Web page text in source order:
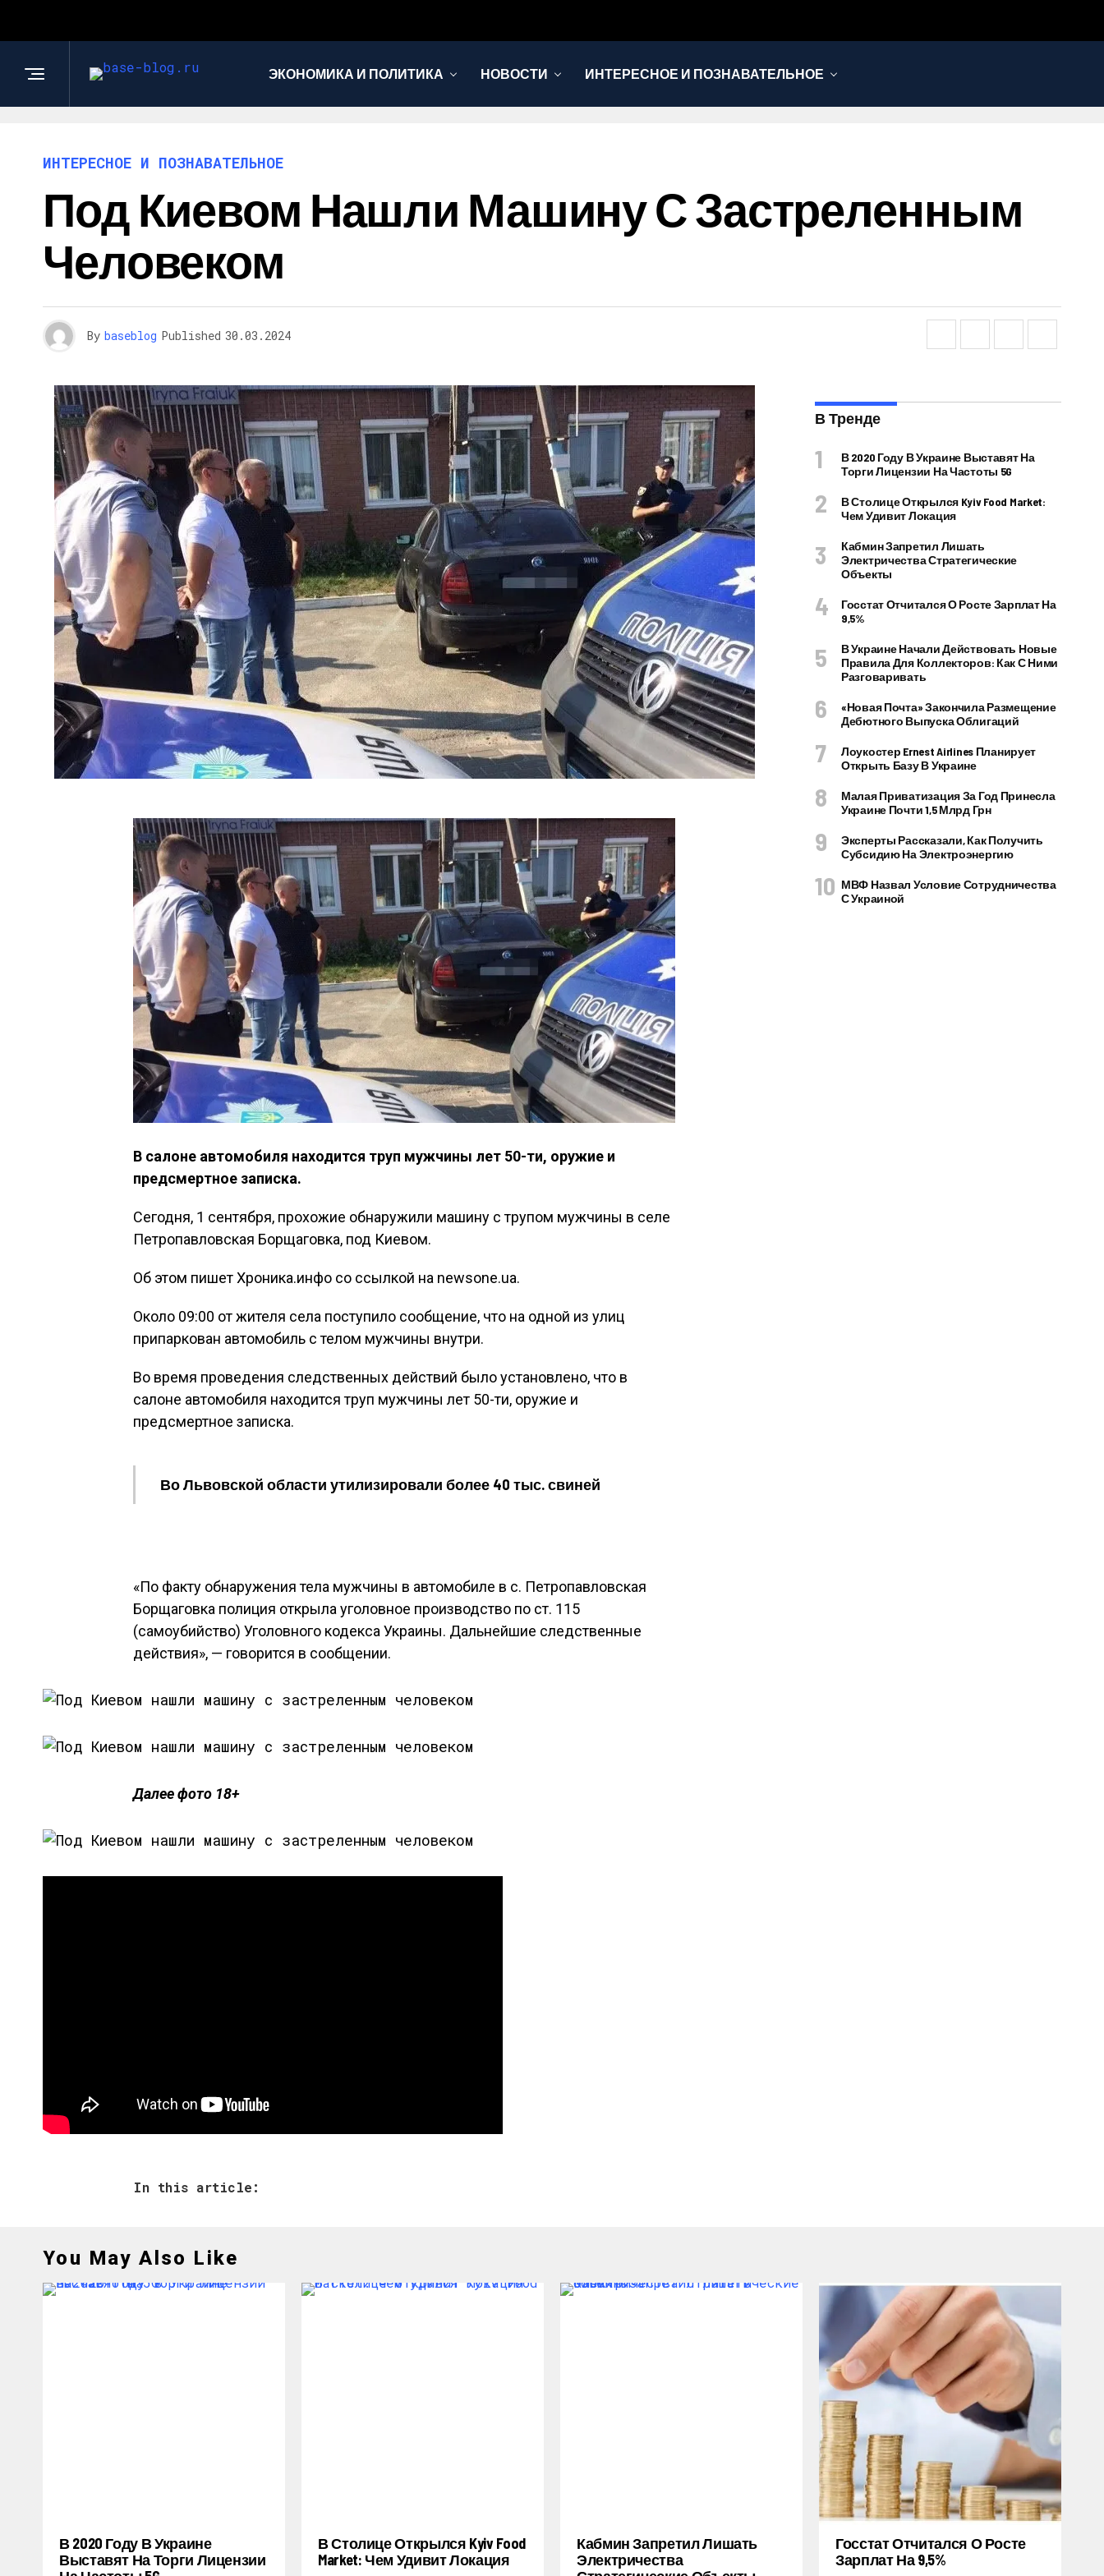
ЭКОНОМИКА И ПОЛИТИКА НОВОСТИ ИНТЕРЕСНОЕ И ПОЗНАВАТЕЛЬНОЕ
ИНТЕРЕСНОЕ И ПОЗНАВАТЕЛЬНОЕ
Под Киевом Нашли Машину С Застреленным
Человеком
By baseblog Published 30.03.2024
В салоне автомобиля находится труп мужчины лет 50-ти, оружие и
предсмертное записка.
Сегодня, 1 сентября, прохожие обнаружили машину с трупом мужчины в селе
Петропавловская Борщаговка, под Киевом.
Об этом пишет Хроника.инфо со ссылкой на newsone.ua.
Около 09:00 от жителя села поступило сообщение, что на одной из улиц
припаркован автомобиль с телом мужчины внутри.
Во время проведения следственных действий было установлено, что в
салоне автомобиля находится труп мужчины лет 50-ти, оружие и
предсмертное записка.
Во Львовской области утилизировали более 40 тыс. свиней
«По факту обнаружения тела мужчины в автомобиле в с. Петропавловская
Борщаговка полиция открыла уголовное производство по ст. 115
(самоубийство) Уголовного кодекса Украины. Дальнейшие следственные
действия», — говорится в сообщении.
Далее фото 18+
In this article:
В Тренде
В 2020 Году В Украине Выставят На
Торги Лицензии На Частоты 5G
В Столице Открылся Kyiv Food Market:
Чем Удивит Локация
Кабмин Запретил Лишать
Электричества Стратегические
Объекты
Госстат Отчитался О Росте Зарплат На
9,5%
В Украине Начали Действовать Новые
Правила Для Коллекторов: Как С Ними
Разговаривать
«Новая Почта» Закончила Размещение
Дебютного Выпуска Облигаций
Лоукостер Ernest Airlines Планирует
Открыть Базу В Украине
Малая Приватизация За Год Принесла
Украине Почти 1,5 Млрд Грн
Эксперты Рассказали, Как Получить
Субсидию На Электроэнергию
МВФ Назвал Условие Сотрудничества
С Украиной
You May Also Like
В 2020 Году В Украине
Выставят На Торги Лицензии
В Столице Открылся Kyiv Food
Market: Чем Удивит Локация
Кабмин Запретил Лишать
Электричества
Госстат Отчитался О Росте
Зарплат На 9,5%